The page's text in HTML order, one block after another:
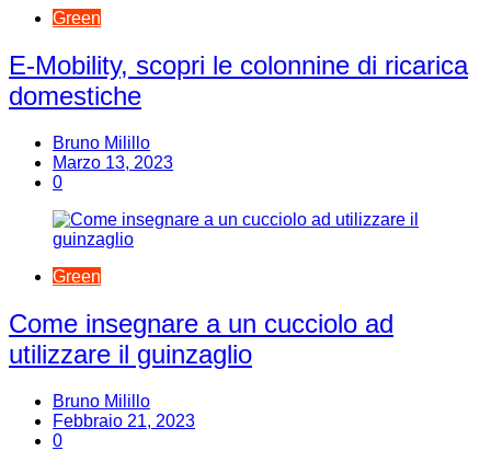
Green
E-Mobility, scopri le colonnine di ricarica
domestiche
Bruno Milillo
Marzo 13, 2023
0
Green
Come insegnare a un cucciolo ad
utilizzare il guinzaglio
Bruno Milillo
Febbraio 21, 2023
0